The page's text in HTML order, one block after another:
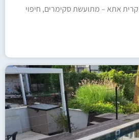
אתא – מתועשת סקימרים, חיפוי